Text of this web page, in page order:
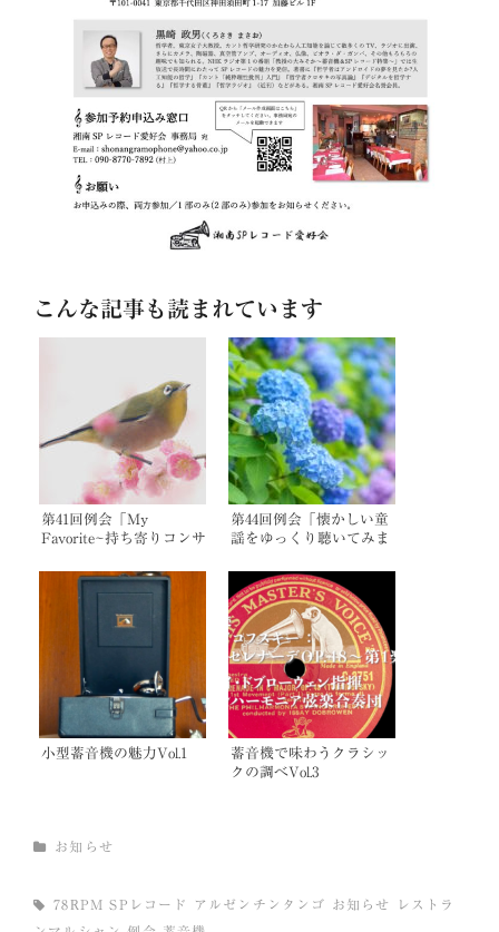
こんな記事も読まれています
第41回例会「My
Favorite~持ち寄りコンサ
第44回例会「懐かしい童
謡をゆっくり聴いてみま
小型蓄音機の魅力Vol.1
蓄音機で味わうクラシッ
クの調べVol.3
CATEGORIES
お知らせ
TAGS,78RPM SPレコード アルゼンチンタンゴ お知らせ
レストラ